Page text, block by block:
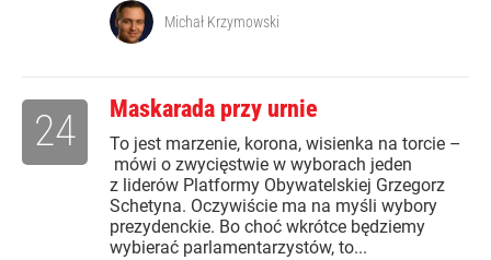
Michał Krzymowski
Maskarada przy urnie
To jest marzenie, korona, wisienka na torcie –
mówi o zwycięstwie w wyborach jeden
z liderów Platformy Obywatelskiej Grzegorz
Schetyna. Oczywiście ma na myśli wybory
prezydenckie. Bo choć wkrótce będziemy
wybierać parlamentarzystów, to...
24